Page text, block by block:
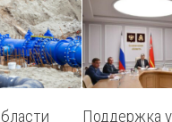
Поддержка